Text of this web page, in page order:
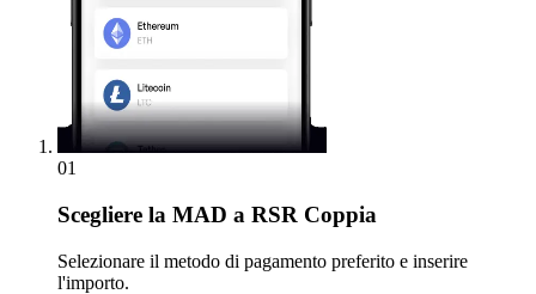
01
Scegliere la MAD a RSR Coppia
Selezionare il metodo di pagamento preferito e inserire
l'importo.